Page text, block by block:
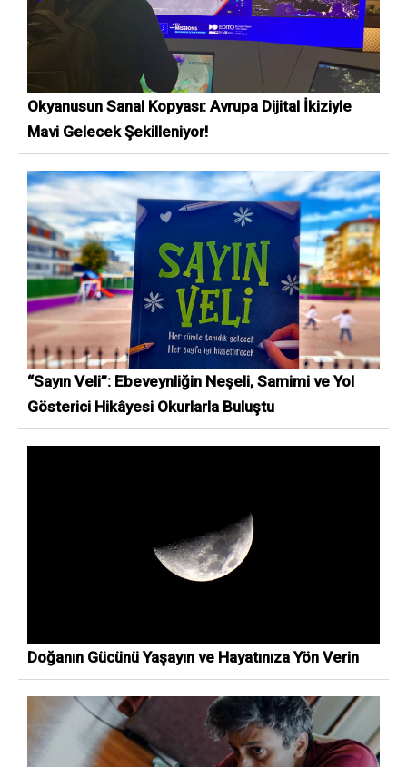
Okyanusun Sanal Kopyası: Avrupa Dijital İkiziyle
Mavi Gelecek Şekilleniyor!
“Sayın Veli”: Ebeveynliğin Neşeli, Samimi ve Yol
Gösterici Hikâyesi Okurlarla Buluştu
Doğanın Gücünü Yaşayın ve Hayatınıza Yön Verin